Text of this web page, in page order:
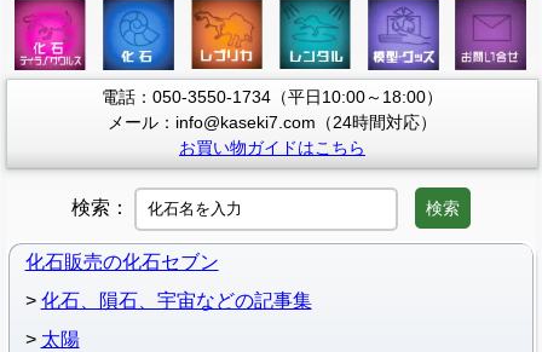
電話：050-3550-1734（平日10:00～18:00）
メール：info@kaseki7.com（24時間対応）
お買い物ガイドはこちら
検索： 検索
化石販売の化石セブン
化石、隕石、宇宙などの記事集
太陽